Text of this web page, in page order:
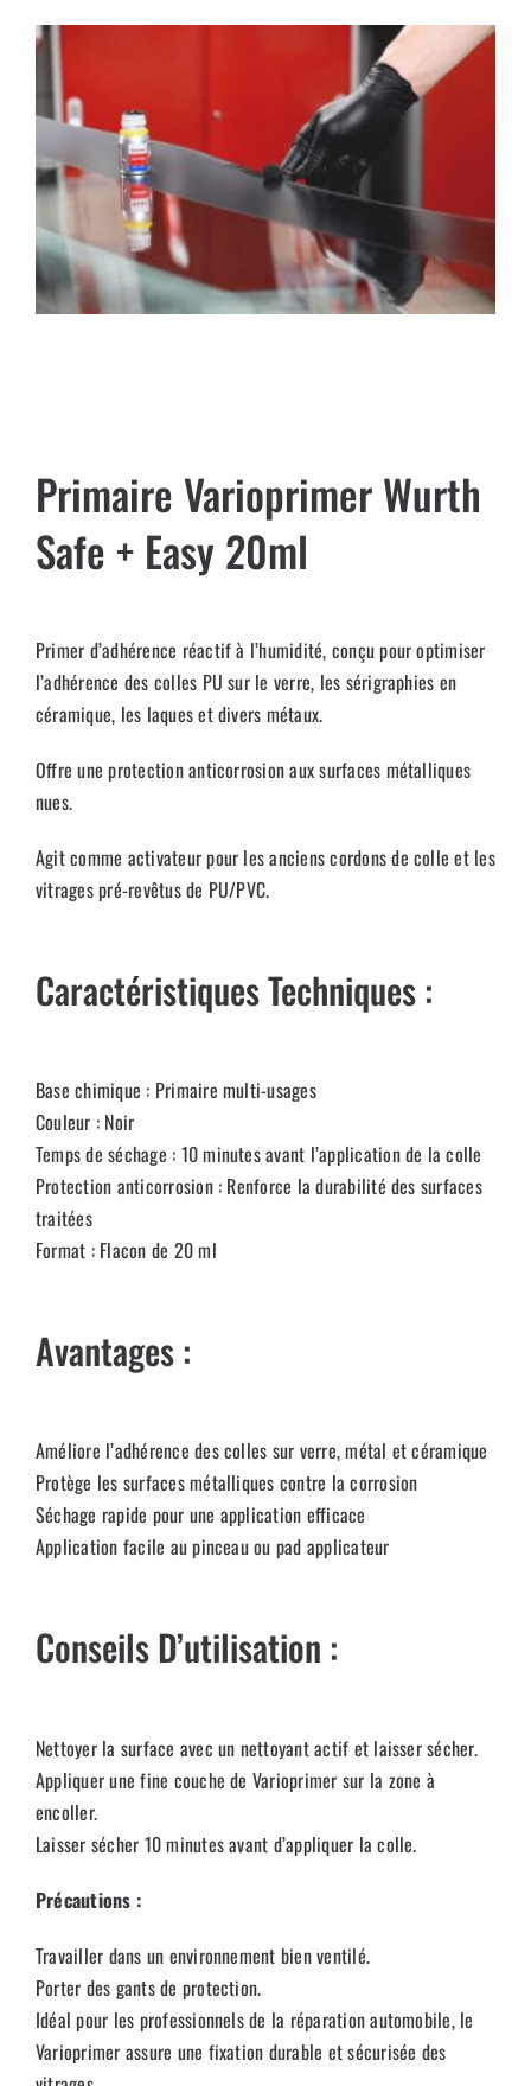
Primaire Varioprimer Wurth
Safe + Easy 20ml
Primer d’adhérence réactif à l’humidité, conçu pour optimiser
l’adhérence des colles PU sur le verre, les sérigraphies en
céramique, les laques et divers métaux.
Offre une protection anticorrosion aux surfaces métalliques
nues.
Agit comme activateur pour les anciens cordons de colle et les
vitrages pré-revêtus de PU/PVC.
Caractéristiques Techniques :
Base chimique : Primaire multi-usages
Couleur : Noir
Temps de séchage : 10 minutes avant l’application de la colle
Protection anticorrosion : Renforce la durabilité des surfaces
traitées
Format : Flacon de 20 ml
Avantages :
Améliore l’adhérence des colles sur verre, métal et céramique
Protège les surfaces métalliques contre la corrosion
Séchage rapide pour une application efficace
Application facile au pinceau ou pad applicateur
Conseils D’utilisation :
Nettoyer la surface avec un nettoyant actif et laisser sécher.
Appliquer une fine couche de Varioprimer sur la zone à
encoller.
Laisser sécher 10 minutes avant d’appliquer la colle.
Précautions :
Travailler dans un environnement bien ventilé.
Porter des gants de protection.
Idéal pour les professionnels de la réparation automobile, le
Varioprimer assure une fixation durable et sécurisée des